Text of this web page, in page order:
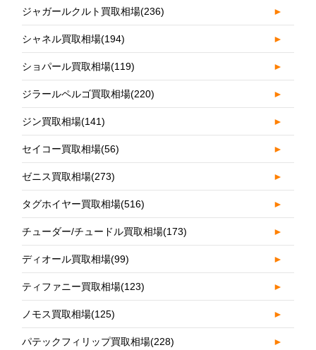
ジャガールクルト買取相場(236) ►
シャネル買取相場(194) ►
ショパール買取相場(119) ►
ジラールペルゴ買取相場(220) ►
ジン買取相場(141) ►
セイコー買取相場(56) ►
ゼニス買取相場(273) ►
タグホイヤー買取相場(516) ►
チューダー/チュードル買取相場(173) ►
ディオール買取相場(99) ►
ティファニー買取相場(123) ►
ノモス買取相場(125) ►
パテックフィリップ買取相場(228) ►